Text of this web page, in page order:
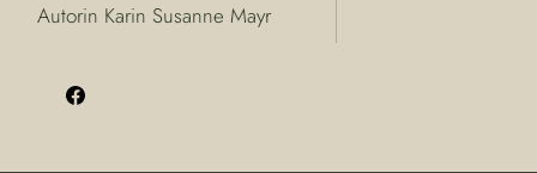
Autorin Karin Susanne Mayr